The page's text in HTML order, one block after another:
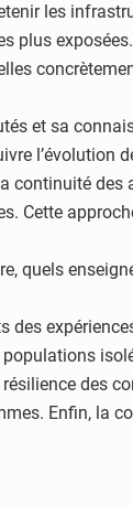
les
plus exposées.
et sa
continuité
Cette
quels
des
Enfin, la